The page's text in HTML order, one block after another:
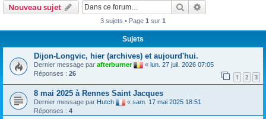
Nouveau sujet Rechercher
3 sujets • Page 1 sur 1
Sujets
Dijon-Longvic, hier (archives) et aujourd'hui.
Dernier message par afterburner « lun. 27 juil. 2026 07:05
Réponses : 26 1 2 3
8 mai 2025 à Rennes Saint Jacques
Dernier message par Hutch « sam. 17 mai 2025 18:51
Réponses : 4